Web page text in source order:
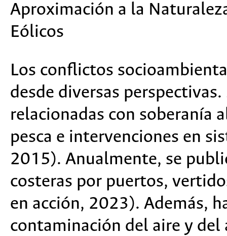
Aproximación a la
Eólicos
Los conflictos
desde diversas
relacionadas con soberanía
pesca e intervenciones en
2015). Anualmente, se
costeras por puertos,
en acción, 2023). Además,
contaminación del aire y